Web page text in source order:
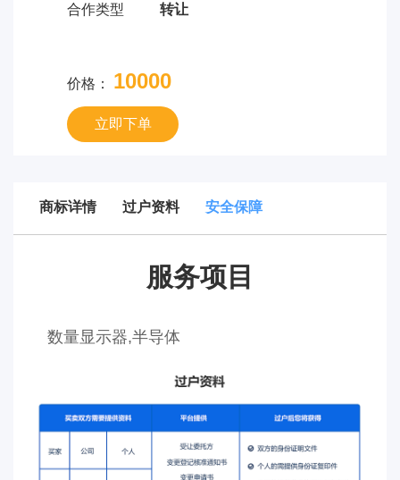
合作类型 转让
价格： 10000
立即下单
商标详情 过户资料 安全保障
服务项目
数量显示器,半导体